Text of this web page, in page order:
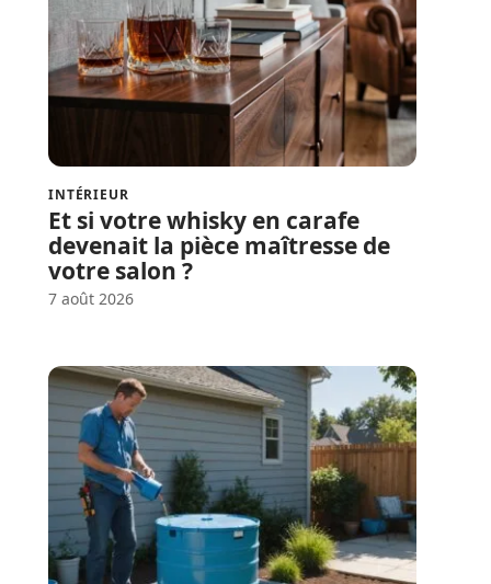
INTÉRIEUR
Et si votre whisky en carafe
devenait la pièce maîtresse de
votre salon ?
7 août 2026